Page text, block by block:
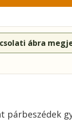
ábra
párbeszédek